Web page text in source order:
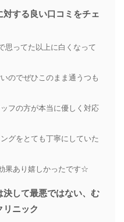
する良い口コミをチェ
思ってた以上に白くなって
のでぜひこのまま通うつも
フの方が本当に優しく対応
グをとても丁寧にしていた
果あり嬉しかったです☆
決して最悪ではない、む
リニック